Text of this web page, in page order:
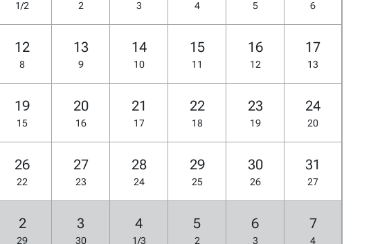
1/2 2 3 4 5 6
12
8
13
9
14
10
15
11
16
12
17
13
19
15
20
16
21
17
22
18
23
19
24
20
26
22
27
23
28
24
29
25
30
26
31
27
2
29
3
30
4
1/3
5
2
6
3
7
4